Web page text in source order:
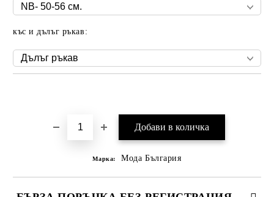
къс и дълъг ръкав:
Марка: Мода България